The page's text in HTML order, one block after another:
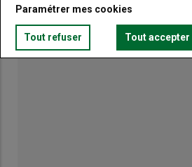
Paramétrer mes cookies
Tout refuser Tout accepter